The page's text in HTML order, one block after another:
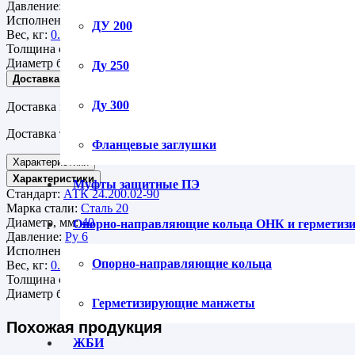
ДУ 200
Ду 250
Ду 300
Фланцевые заглушки
Муфты защитные ПЭ
Опорно-направляющие кольца ОНК и
Опорно-направляющие кольца
Герметизирующие манжеты
ЖБИ
Давление:
Исполнение:
С шипом
Вес, кг: 0.9
Толщина стенки:
Диаметр болтов и шпилек:
Доставка
Доставка курьером по г. Санкт-Петербургу и Ленинградской
Доставка транспортными компаниями СДЭК, Деловые линии ,
Характеристики
Характеристики
Стандарт: АТК 24.200.02-90
Марка стали: Сталь 20
Диаметр, мм:40
Давление: Ру 6
Исполнение:
Вес, кг: 0.9
Толщина стенки:
Диаметр болтов и шпилек:
Похожая продукция